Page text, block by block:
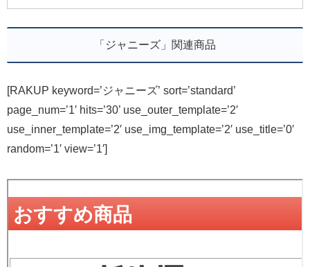
「ジャニーズ」関連商品
[RAKUP keyword=’ジャニーズ’ sort=’standard’
page_num=’1′ hits=’30’ use_outer_template=’2′
use_inner_template=’2′ use_img_template=’2′ use_title=’0′
random=’1′ view=’1′]